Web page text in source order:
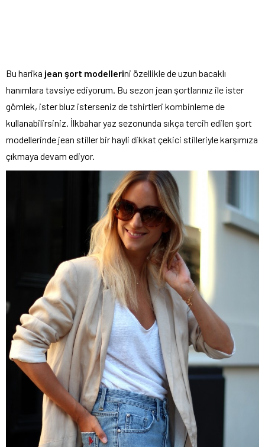
Bu harika jean şort modellerini özellikle de uzun bacaklı
hanımlara tavsiye ediyorum. Bu sezon jean şortlarınız ile ister
gömlek, ister bluz isterseniz de tshirtleri kombinleme de
kullanabilirsiniz. İlkbahar yaz sezonunda sıkça tercih edilen şort
modellerinde jean stiller bir hayli dikkat çekici stilleriyle karşımıza
çıkmaya devam ediyor.